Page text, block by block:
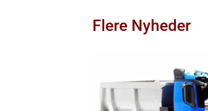
Flere Nyheder